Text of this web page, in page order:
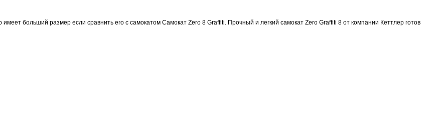
больший размер если сравнить его с самокатом Самокат Zero 8 Graffiti. Прочный и легкий самокат Zero Graffiti 8 от компании Кеттлер готов